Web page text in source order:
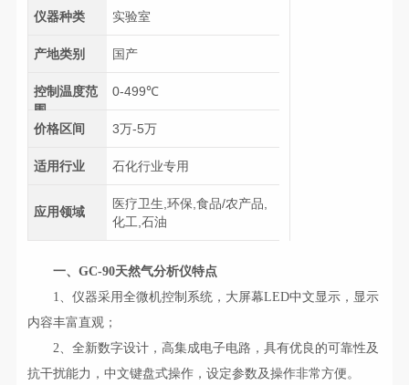
仪器种类 实验室
产地类别 国产
控制温度范
围
0-499℃
价格区间 3万-5万
适用行业 石化行业专用
应用领域
医疗卫生,环保,食品/农产品,
化工,石油
一、GC-90天然气分析仪特点
1、仪器采用全微机控制系统，大屏幕LED中文显示，显示
内容丰富直观；
2、全新数字设计，高集成电子电路，具有优良的可靠性及
抗干扰能力，中文键盘式操作，设定参数及操作非常方便。